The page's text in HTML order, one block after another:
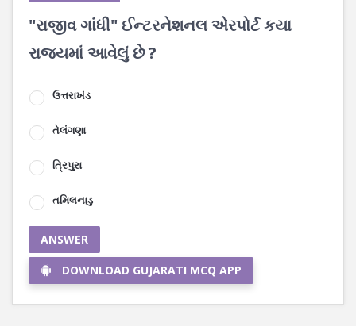
"રાજીવ ગાંધી" ઈન્ટરનેશનલ એરપોર્ટ કયા
રાજ્યમાં આવેલું છે ?
ઉત્તરાખંડ
તેલંગણા
ત્રિપુરા
તમિલનાડુ
ANSWER
DOWNLOAD GUJARATI MCQ APP